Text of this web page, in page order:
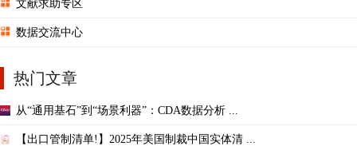
文献求助专区
数据交流中心
热门文章
从“通用基石”到“场景利器”：CDA数据分析 ...
【出口管制清单!】2025年美国制裁中国实体清 ...